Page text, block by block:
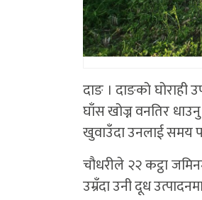
दाङ । दाङको घोराही
घाँस खोज्न वनतिर
खुवाउँदा उनलाई समय
चौधरीले २२ कट्ठा
उम्रँदा उनी दूध